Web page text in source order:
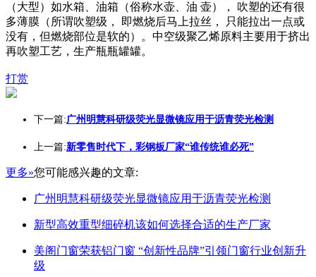
（大型）如水箱、油箱（俗称水壶、油 壶）， 吹塑的还有很
多薄膜（所谓吹塑级， 即燃烧后马上拉丝， 只能拉出一点或
没有，但燃烧部位是软的）。中空级聚乙烯原料主要用于挤出
再吹塑工艺，生产瓶瓶罐罐。
打赏
下一篇:广州明慧科研级荧光显微镜应用于沥青荧光检测
上一篇:新零售时代下，彩钢板厂家“谁传统谁必死”
更多»您可能感兴趣的文章:
广州明慧科研级荧光显微镜应用于沥青荧光检测
新型高效重型细碎机该如何选择合适的生产厂家
美阁门窗荣获铝门窗 “创新性品牌”引领门窗行业创新升
级